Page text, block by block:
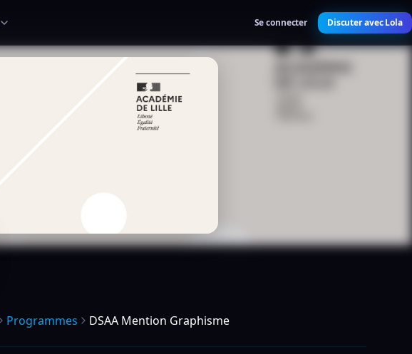
Se connecter Discuter avec Lola
Programmes DSAA Mention Graphisme